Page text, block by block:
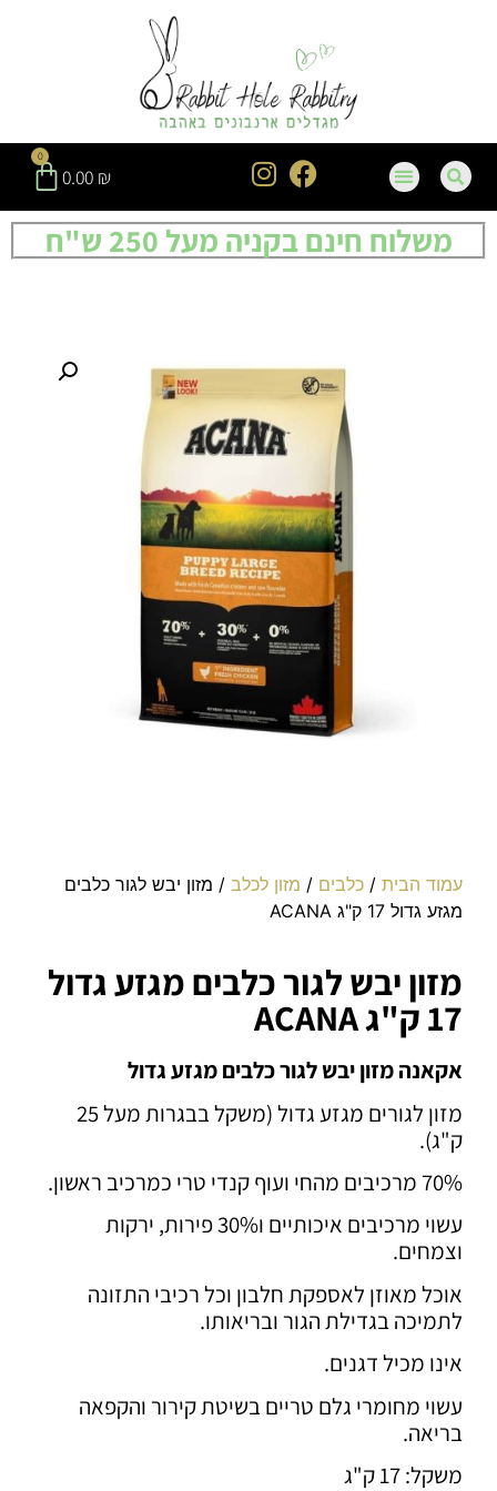
0.00 ₪
0
משלוח חינם בקניה מעל 250 ש"ח
עמוד הבית /כלבים / מזון לכלב / מזון יבש לגור כלבים
מגזע גדול 17 ק"ג ACANA
מזון יבש לגור כלבים מגזע גדול
17 ק"ג ACANA
אקאנה מזון יבש לגור כלבים מגזע גדול
מזון לגורים מגזע גדול (משקל בבגרות מעל 25
ק"ג).
70% מרכיבים מהחי ועוף קנדי טרי כמרכיב ראשון.
עשוי מרכיבים איכותיים ו30% פירות, ירקות
וצמחים.
אוכל מאוזן לאספקת חלבון וכל רכיבי התזונה
לתמיכה בגדילת הגור ובריאותו.
אינו מכיל דגנים.
עשוי מחומרי גלם טריים בשיטת קירור והקפאה
בריאה.
משקל: 17 ק"ג